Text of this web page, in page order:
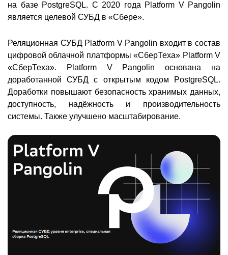
на базе PostgreSQL. С 2020 года Platform V Pangolin
является целевой СУБД в «Сбере».
Реляционная СУБД Platform V Pangolin входит в состав
цифровой облачной платформы «СберТеха» Platform V
«СберТеха». Platform V Pangolin основана на
доработанной СУБД с открытым кодом PostgreSQL.
Доработки повышают безопасность хранимых данных,
доступность, надёжность и производительность
системы. Также улучшено масштабирование.